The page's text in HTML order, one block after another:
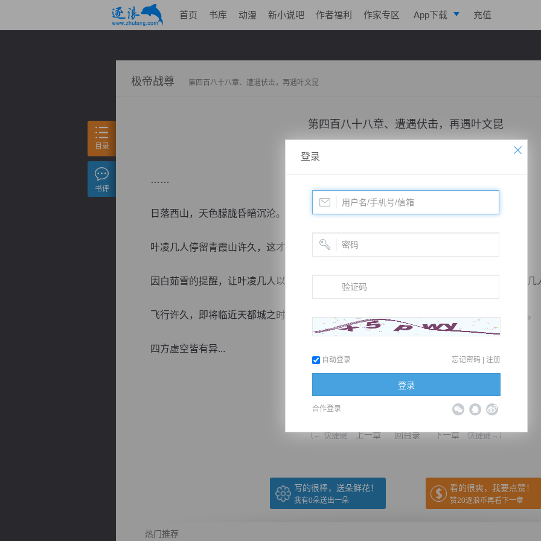
首页 书库 动漫 新小说吧 作者福利 作家专区 App下载 充值
极帝战尊 第四百八十八章、遭遇伏击，再遇叶文昆
第四百八十八章、遭遇伏击，再遇叶文昆
更新时间：2019-05-08 13:00 字数：3005
……
日落西山，天色朦胧昏暗沉沦。
叶凌几人停留青霞山许久，这才动身朝天都城而去。
因白茹雪的提醒，让叶凌几人以感到心中不安，虽然碍于面子，拒绝白茹雪的好意，叶凌几
飞行许久，即将临近天都城之时，突然天空之上乌云密布，寒风刺骨来袭，大雪纷纷如雨。
四方虚空皆有异...
（← 快捷键 上一章 回目录 下一章 快捷键→）
写的很棒，送朵鲜花！
我有0朵送出一朵
看的很爽，我要点赞！
赞20逐浪币再看下一章
热门推荐
目录
书评
登录
自动登录 忘记密码 | 注册
登录
合作登录